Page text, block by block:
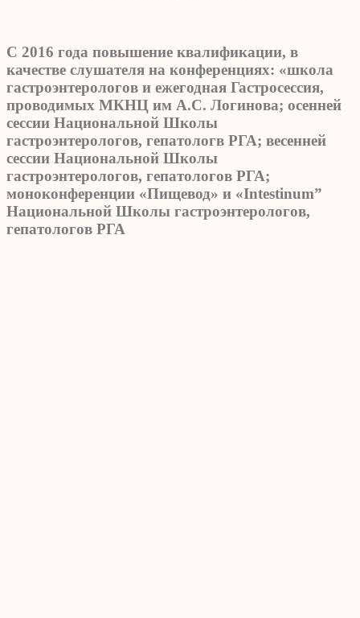
С 2016 года повышение квалификации, в
качестве слушателя на конференциях: «школа
гастроэнтерологов и ежегодная Гастросессия,
проводимых МКНЦ им А.С. Логинова; осенней
сессии Национальной Школы
гастроэнтерологов, гепатологв РГА; весенней
сессии Национальной Школы
гастроэнтерологов, гепатологов РГА;
моноконференции «Пищевод» и «Intestinum”
Национальной Школы гастроэнтерологов,
гепатологов РГА